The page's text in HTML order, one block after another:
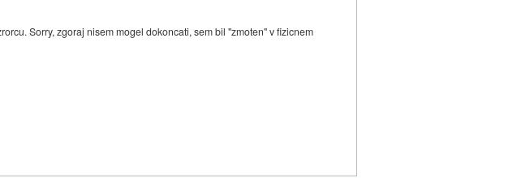
Sorry, zgoraj nisem mogel dokoncati, sem bil "zmoten" v fizicnem